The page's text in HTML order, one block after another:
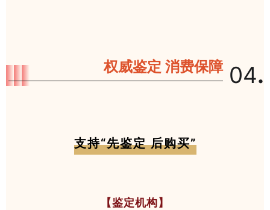
权威鉴定 消费保障 04.
支持“先鉴定 后购买”
【鉴定机构】